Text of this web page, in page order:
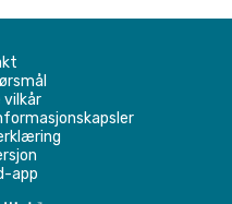
vilkår
app